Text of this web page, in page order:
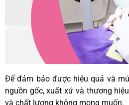
Để đảm bảo được hiệu quả và
nguồn gốc, xuất xứ và thương
và chất lượng không mong muốn.